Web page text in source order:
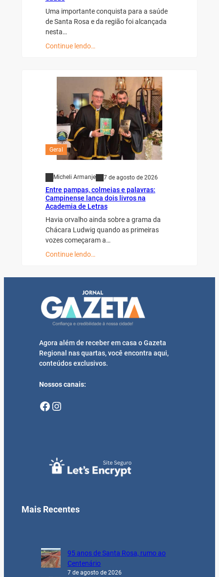
Uma importante conquista para a saúde
de Santa Rosa e da região foi alcançada
nesta…
Continue lendo…
Geral
Micheli Armanje 7 de agosto de 2026
Entre pampas, colmeias e palavras:
Campinense lança dois livros na
Academia de Letras
Havia orvalho ainda sobre a grama da
Chácara Ludwig quando as primeiras
vozes começaram a…
Continue lendo…
Agora além de receber em casa o Gazeta
Regional nas quartas, você encontra aqui,
conteúdos exclusivos.
Nossos canais:
Facebook Instagram
Mais Recentes
95 anos de Santa Rosa, rumo ao
Centenário
7 de agosto de 2026